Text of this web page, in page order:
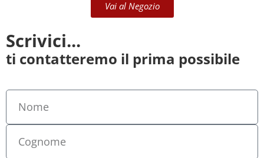
Vai al Negozio
Scrivici...
ti contatteremo il prima possibile